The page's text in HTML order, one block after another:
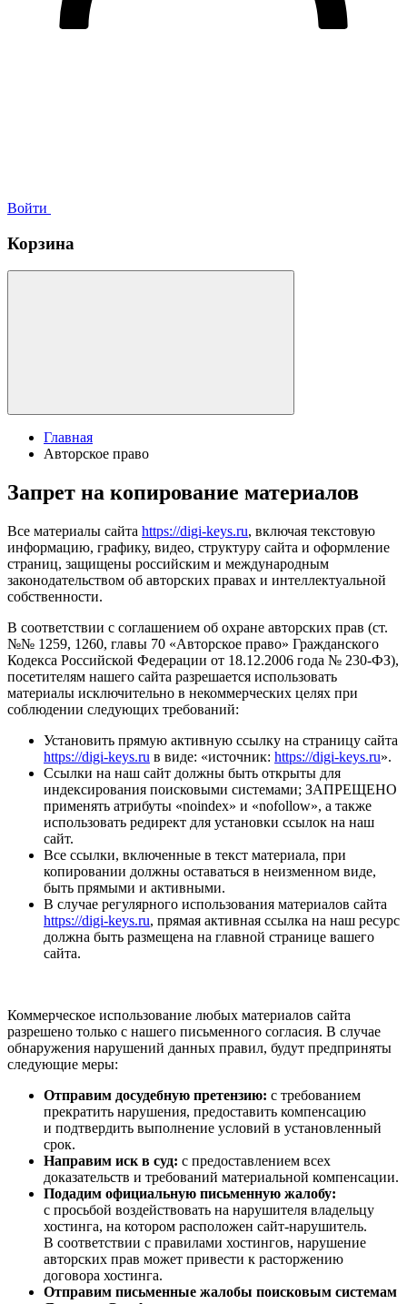
Войти
Корзина
Главная
Авторское право
Запрет на копирование материалов
Все материалы сайта https://digi-keys.ru, включая текстовую
информацию, графику, видео, структуру сайта и оформление
страниц, защищены российским и международным
законодательством об авторских правах и интеллектуальной
собственности.
В соответствии с соглашением об охране авторских прав (ст.
№№ 1259, 1260, главы 70 «Авторское право» Гражданского
Кодекса Российской Федерации от 18.12.2006 года № 230-ФЗ),
посетителям нашего сайта разрешается использовать
материалы исключительно в некоммерческих целях при
соблюдении следующих требований:
Установить прямую активную ссылку на страницу сайта
https://digi-keys.ru в виде: «источник: https://digi-keys.ru».
Ссылки на наш сайт должны быть открыты для
индексирования поисковыми системами; ЗАПРЕЩЕНО
применять атрибуты «noindex» и «nofollow», а также
использовать редирект для установки ссылок на наш
сайт.
Все ссылки, включенные в текст материала, при
копировании должны оставаться в неизменном виде,
быть прямыми и активными.
В случае регулярного использования материалов сайта
https://digi-keys.ru, прямая активная ссылка на наш ресурс
должна быть размещена на главной странице вашего
сайта.
Коммерческое использование любых материалов сайта
разрешено только с нашего письменного согласия. В случае
обнаружения нарушений данных правил, будут предприняты
следующие меры:
Отправим досудебную претензию: с требованием
прекратить нарушения, предоставить компенсацию
и подтвердить выполнение условий в установленный
срок.
Направим иск в суд: с предоставлением всех
доказательств и требований материальной компенсации.
Подадим официальную письменную жалобу:
с просьбой воздействовать на нарушителя владельцу
хостинга, на котором расположен сайт-нарушитель.
В соответствии с правилами хостингов, нарушение
авторских прав может привести к расторжению
договора хостинга.
Отправим письменные жалобы поисковым системам